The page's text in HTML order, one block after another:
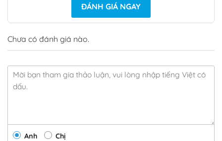
ĐÁNH GIÁ NGAY
Chưa có đánh giá nào.
Anh Chị